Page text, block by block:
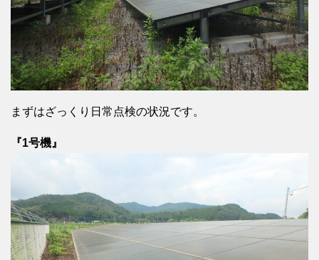
まずはざっくり日常点検の状況です。
『1号機』